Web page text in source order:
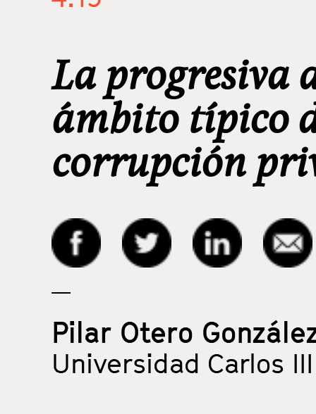
La progresiva
ámbito típico
corrupción
Pilar Otero
Universidad Carlos